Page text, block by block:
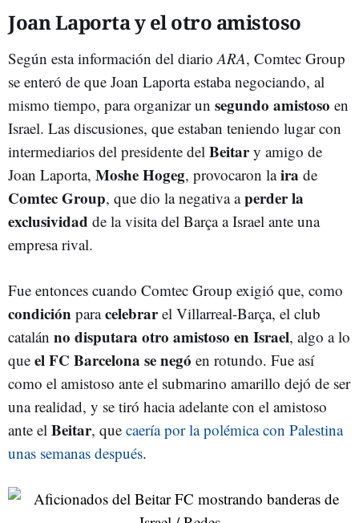
Joan Laporta y el otro amistoso
Según esta información del diario ARA, Comtec Group
se enteró de que Joan Laporta estaba negociando, al
mismo tiempo, para organizar un segundo amistoso en
Israel. Las discusiones, que estaban teniendo lugar con
intermediarios del presidente del Beitary amigo de
Joan Laporta, Moshe Hogeg, provocaron laira de
Comtec Group, que dio la negativa aperder la
exclusividad de la visita del Barça a Israel ante una
empresa rival.
Fue entonces cuando Comtec Group exigió que, como
condición paracelebrarel Villarreal-Barça, el club
catalán no disputara otro amistoso en Israel, algo a lo
que el FC Barcelona senegó en rotundo. Fue así
como el amistoso ante el submarino amarillo dejó de ser
una realidad, y se tiró hacia adelante con el amistoso
ante el Beitar, que caería por la polémica con Palestina
unas semanas después.